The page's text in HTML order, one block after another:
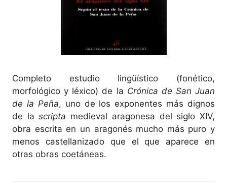
Completo estudio lingüístico (fonético,
morfológico y léxico) de la Crónica de San Juan
de la Peña, uno de los exponentes más dignos
de lascripta medieval aragonesa del siglo XIV,
obra escrita en un aragonés mucho más puro y
menos castellanizado que el que aparece en
otras obras coetáneas.